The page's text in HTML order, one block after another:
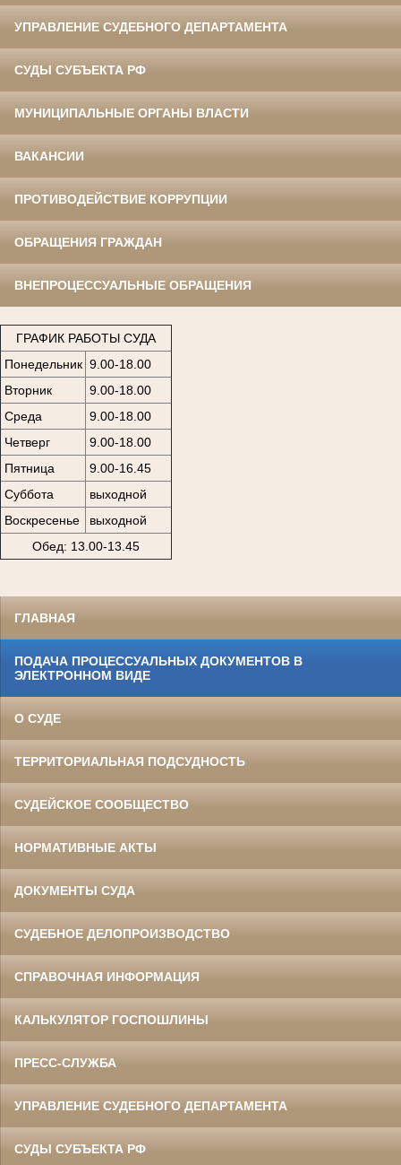
УПРАВЛЕНИЕ СУДЕБНОГО ДЕПАРТАМЕНТА
СУДЫ СУБЪЕКТА РФ
МУНИЦИПАЛЬНЫЕ ОРГАНЫ ВЛАСТИ
ВАКАНСИИ
ПРОТИВОДЕЙСТВИЕ КОРРУПЦИИ
ОБРАЩЕНИЯ ГРАЖДАН
ВНЕПРОЦЕССУАЛЬНЫЕ ОБРАЩЕНИЯ
ГРАФИК РАБОТЫ СУДА
Понедельник 9.00-18.00
Вторник
9.00-18.00
Среда
9.00-18.00
Четверг
9.00-18.00
Пятница
9.00-16.45
Суббота
выходной
Воскресенье
выходной
Обед: 13.00-13.45
ГЛАВНАЯ
ПОДАЧА ПРОЦЕССУАЛЬНЫХ ДОКУМЕНТОВ В
ЭЛЕКТРОННОМ ВИДЕ
О СУДЕ
ТЕРРИТОРИАЛЬНАЯ ПОДСУДНОСТЬ
СУДЕЙСКОЕ СООБЩЕСТВО
НОРМАТИВНЫЕ АКТЫ
ДОКУМЕНТЫ СУДА
СУДЕБНОЕ ДЕЛОПРОИЗВОДСТВО
СПРАВОЧНАЯ ИНФОРМАЦИЯ
КАЛЬКУЛЯТОР ГОСПОШЛИНЫ
ПРЕСС-СЛУЖБА
УПРАВЛЕНИЕ СУДЕБНОГО ДЕПАРТАМЕНТА
СУДЫ СУБЪЕКТА РФ